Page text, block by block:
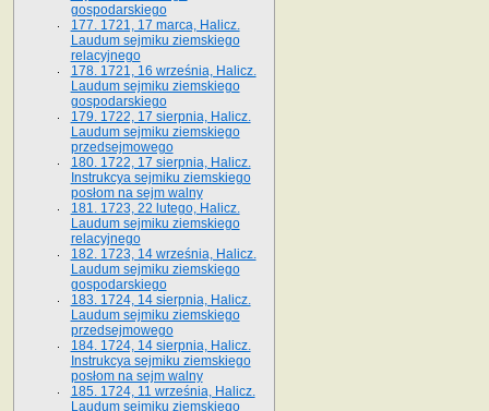
gospodarskiego
177. 1721, 17 marca, Halicz.
Laudum sejmiku ziemskiego
relacyjnego
178. 1721, 16 września, Halicz.
Laudum sejmiku ziemskiego
gospodarskiego
179. 1722, 17 sierpnia, Halicz.
Laudum sejmiku ziemskiego
przedsejmowego
180. 1722, 17 sierpnia, Halicz.
Instrukcya sejmiku ziemskiego
posłom na sejm walny
181. 1723, 22 lutego, Halicz.
Laudum sejmiku ziemskiego
relacyjnego
182. 1723, 14 września, Halicz.
Laudum sejmiku ziemskiego
gospodarskiego
183. 1724, 14 sierpnia, Halicz.
Laudum sejmiku ziemskiego
przedsejmowego
184. 1724, 14 sierpnia, Halicz.
Instrukcya sejmiku ziemskiego
posłom na sejm walny
185. 1724, 11 września, Halicz.
Laudum sejmiku ziemskiego